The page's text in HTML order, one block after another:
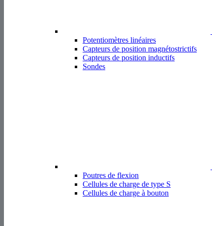
Potentiomètres linéaires
Capteurs de position magnétostrictifs
Capteurs de position inductifs
Sondes
Poutres de flexion
Cellules de charge de type S
Cellules de charge à bouton